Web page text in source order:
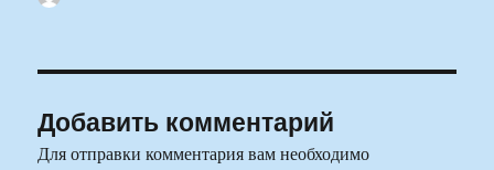
Добавить комментарий
Для отправки комментария вам необходимо